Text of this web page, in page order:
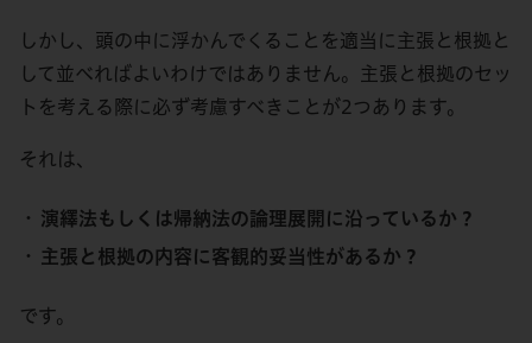
しかし、頭の中に浮かんでくることを適当に主張と根拠と
して並べればよいわけではありません。主張と根拠のセッ
トを考える際に必ず考慮すべきことが2つあります。
それは、
演繹法もしくは帰納法の論理展開に沿っているか？
主張と根拠の内容に客観的妥当性があるか？
です。